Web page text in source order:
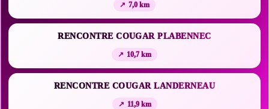
7,0 km
RENCONTRE COUGAR PLABENNEC
10,7 km
RENCONTRE COUGAR LANDERNEAU
11,9 km